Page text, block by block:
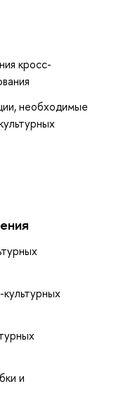
кросс-
необходимые
и